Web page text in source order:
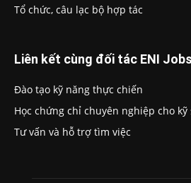
Tổ chức, câu lạc bộ hợp tác
Liên kết cùng đối tác ENI Jobs
Đào tạo kỹ năng thực chiến
Học chứng chỉ chuyên nghiệp cho kỹ
Tư vấn và hỗ trợ tìm việc